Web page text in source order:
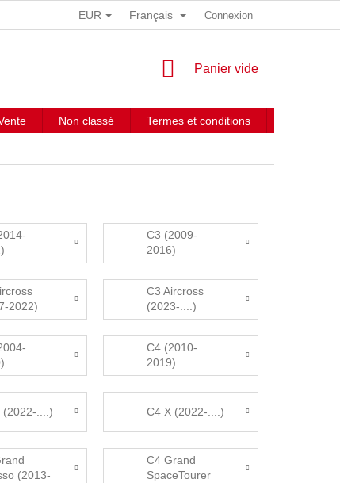
PERSONNELLES
EUR Français Connexion
PANIER
Panier vide
Non classé Termes et conditions
C3 (2009-
2016)
2022)
C3 Aircross
(2023-....)
C4 (2010-
2019)
(2022-....) C4 X (2022-....)
(2013-
C4 Grand
SpaceTourer